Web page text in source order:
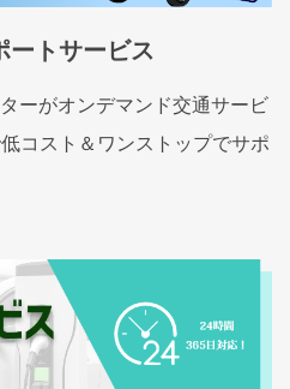
ートサービス
ーがオンデマンド交通サービ
コスト＆ワンストップでサポ